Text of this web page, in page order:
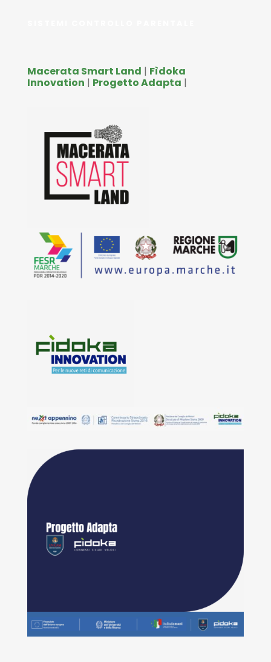
Macerata Smart Land | Fìdoka
Innovation | Progetto Adapta |